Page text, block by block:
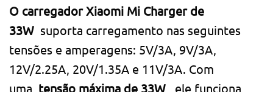
O carregador Xiaomi Mi Charger de
33W suporta carregamento nas seguintes
tensões e amperagens: 5V/3A, 9V/3A,
12V/2.25A, 20V/1.35A e 11V/3A. Com
uma tensão máxima de 33W , ele funciona